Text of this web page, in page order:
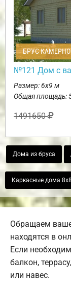
БРУС
№121 Дом с
Размер: 6х9 м
Общая площадь:
1491650
Дома из бруса
Каркасные дома 8х8
Обращаем
находятся в
Если
балкон,
или навес.